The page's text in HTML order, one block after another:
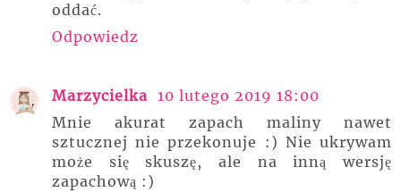
oddać.
Odpowiedz
Marzycielka 10 lutego 2019 18:00
Mnie akurat zapach maliny nawet
sztucznej nie przekonuje :) Nie ukrywam
może się skuszę, ale na inną wersję
zapachową :)